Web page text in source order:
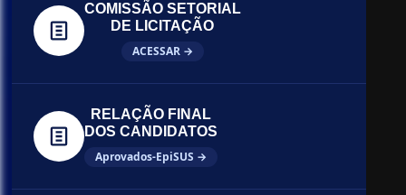
COMISSÃO SETORIAL
DE LICITAÇÃO
ACESSAR →
RELAÇÃO FINAL
DOS CANDIDATOS
Aprovados-EpiSUS →